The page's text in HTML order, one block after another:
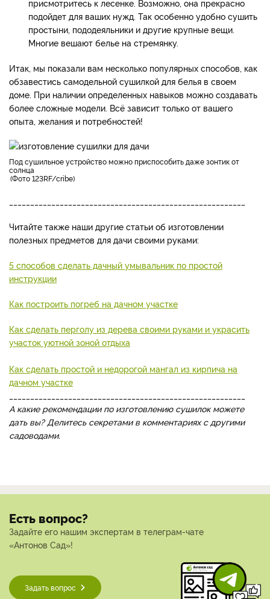
присмотритесь к лесенке. Возможно, она прекрасно
подойдет для ваших нужд. Так особенно удобно сушить
простыни, пододеяльники и другие крупные вещи.
Многие вешают белье на стремянку.
Итак, мы показали вам несколько популярных способов, как
обзавестись самодельной сушилкой для белья в своем
доме. При наличии определенных навыков можно создавать
более сложные модели. Всё зависит только от вашего
опыта, желания и потребностей!
под сушильное устройство можно приспособить даже зонтик от
солнца
Фото 123RF/cribe
Читайте также наши другие статьи об изготовлении
полезных предметов для дачи своими руками:
5 способов сделать дачный умывальник по простой
инструкции
Как построить погреб на дачном участке
Как сделать перголу из дерева своими руками и украсить
участок уютной зоной отдыха
Как сделать простой и недорогой мангал из кирпича на
дачном участке
А какие рекомендации по изготовлению сушилок можете
дать вы? Делитесь секретами в комментариях с другими
садоводами.
Есть вопрос?
Задайте его нашим экспертам в телеграм-чате
«Антонов Сад»!
Задать вопрос